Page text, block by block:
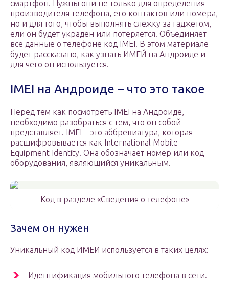
смартфон. Нужны они не только для определения
производителя телефона, его контактов или номера,
но и для того, чтобы выполнять слежку за гаджетом,
ели он будет украден или потеряется. Объединяет
все данные о телефоне код IMEI. В этом материале
будет рассказано, как узнать ИМЕЙ на Андроиде и
для чего он используется.
IMEI на Андроиде – что это такое
Перед тем как посмотреть IMEI на Андроиде,
необходимо разобраться с тем, что он собой
представляет. IMEI – это аббревиатура, которая
расшифровывается как International Mobile
Equipment Identity. Она обозначает номер или код
оборудования, являющийся уникальным.
Код в разделе «Сведения о телефоне»
Зачем он нужен
Уникальный код ИМЕИ используется в таких целях:
Идентификация мобильного телефона в сети.